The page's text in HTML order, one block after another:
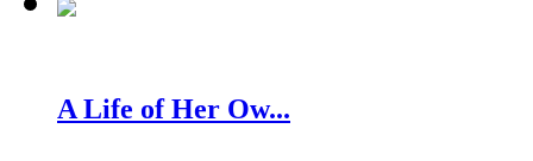
A Life of Her Ow...